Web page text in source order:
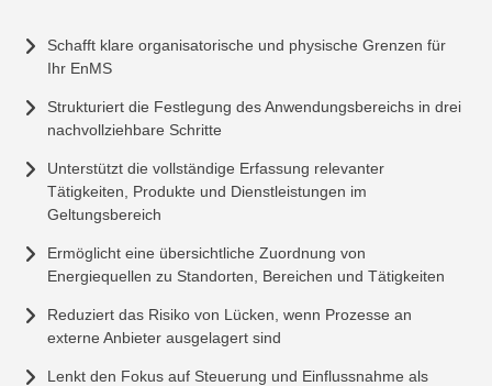
Schafft klare organisatorische und physische Grenzen für
Ihr EnMS
Strukturiert die Festlegung des Anwendungsbereichs in drei
nachvollziehbare Schritte
Unterstützt die vollständige Erfassung relevanter
Tätigkeiten, Produkte und Dienstleistungen im
Geltungsbereich
Ermöglicht eine übersichtliche Zuordnung von
Energiequellen zu Standorten, Bereichen und Tätigkeiten
Reduziert das Risiko von Lücken, wenn Prozesse an
externe Anbieter ausgelagert sind
Lenkt den Fokus auf Steuerung und Einflussnahme als